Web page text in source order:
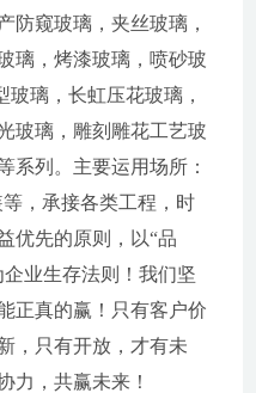
防窥玻璃，夹丝玻璃，
璃，烤漆玻璃，喷砂玻
璃，长虹压花玻璃，
玻璃，雕刻雕花工艺玻
系列。主要运用场所：
，承接各类工程，时
优先的原则，以“品
业生存法则！我们坚
正真的赢！只有客户价
，只有开放，才有未
力，共赢未来！